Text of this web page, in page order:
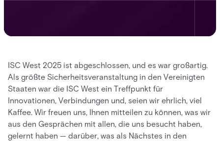
ISC West 2025 ist abgeschlossen, und es war großartig.
Als größte Sicherheitsveranstaltung in den Vereinigten
Staaten war die ISC West ein Treffpunkt für
Innovationen, Verbindungen und, seien wir ehrlich, viel
Kaffee. Wir freuen uns, Ihnen mitteilen zu können, was wir
aus den Gesprächen mit allen, die uns besucht haben,
gelernt haben — darüber, was als Nächstes in den